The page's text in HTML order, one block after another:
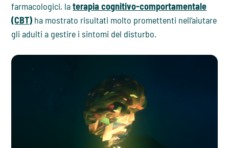
farmacologici, laterapia cognitivo-comportamentale
(CBT) ha mostrato risultati molto promettenti nell’aiutare
gli adulti a gestire i sintomi del disturbo.